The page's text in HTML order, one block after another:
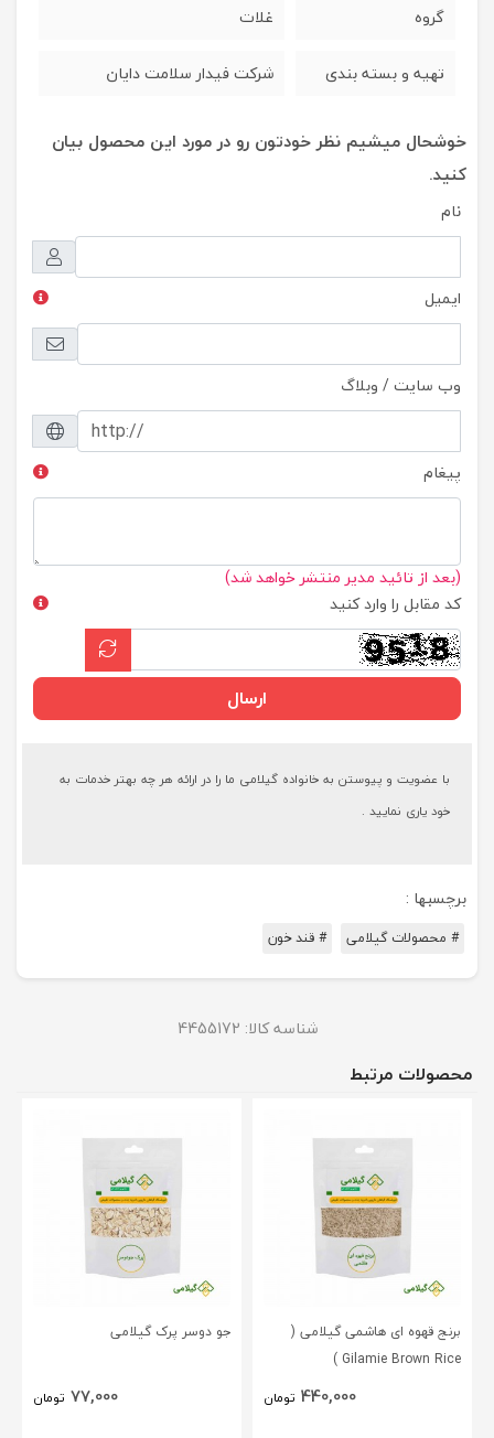
گروه غلات
تهیه و بسته بندی شرکت فیدار سلامت دایان
خوشحال میشیم نظر خودتون رو در مورد این محصول بیان
کنید.
نام
ایمیل
وب سایت / وبلاگ
پیغام
(بعد از تائید مدیر منتشر خواهد شد)
کد مقابل را وارد کنید
ارسال
با عضویت و پیوستن به خانواده گیلامی ما را در ارائه هر چه بهتر خدمات به
خود یاری نمایید .
برچسبها :
# محصولات گیلامی # قند خون
شناسه کالا: 4455172
محصولات مرتبط
برنج قهوه ای هاشمی گیلامی (
Gilamie Brown Rice )
440,000 تومان
جو دوسر پرک گیلامی
77,000 تومان